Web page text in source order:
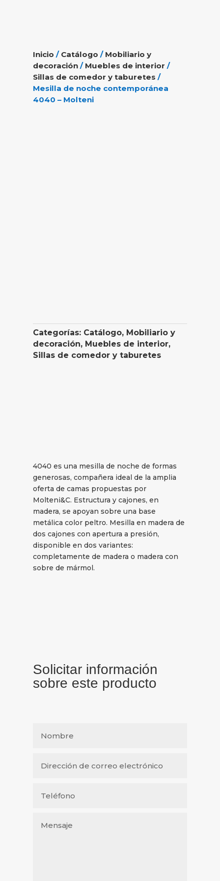
Inicio / Catálogo / Mobiliario y
decoración / Muebles de interior /
Sillas de comedor y taburetes /
Mesilla de noche contemporánea
4040 – Molteni
Categorías: Catálogo, Mobiliario y
decoración, Muebles de interior,
Sillas de comedor y taburetes
4040 es una mesilla de noche de formas
generosas, compañera ideal de la amplia
oferta de camas propuestas por
Molteni&C. Estructura y cajones, en
madera, se apoyan sobre una base
metálica color peltro. Mesilla en madera de
dos cajones con apertura a presión,
disponible en dos variantes:
completamente de madera o madera con
sobre de mármol.
Solicitar información
sobre este producto